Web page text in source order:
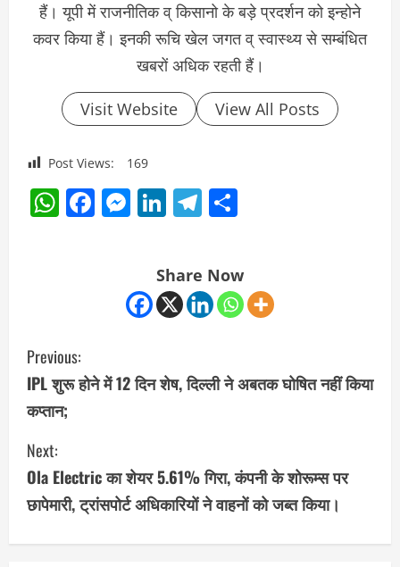
हैं। यूपी में राजनीतिक व् किसानो के बड़े प्रदर्शन को इन्होने
कवर किया हैं। इनकी रूचि खेल जगत व् स्वास्थ्य से सम्बंधित
खबरों अधिक रहती हैं।
Visit Website View All Posts
Post Views: 169
WhatsApp
Facebook
Messenger
LinkedIn
Telegram
Share Now
C
o
n
t
i
n
Previous:
IPL शुरू होने में 12 दिन शेष, दिल्ली ने अबतक घोषित नहीं किया
कप्तान;
Next:
Ola Electric का शेयर 5.61% गिरा, कंपनी के शोरूम्स पर
छापेमारी, ट्रांसपोर्ट अधिकारियों ने वाहनों को जब्त किया।